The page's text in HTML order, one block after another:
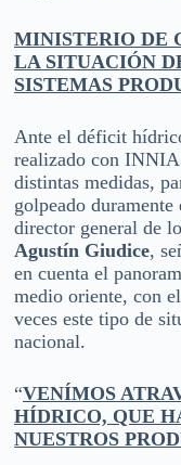
MINISTERIO DE
LA SITUACIÓN
SISTEMAS
Ante el déficit
realizado con
distintas medidas,
golpeado
director general de
Agustín Giudice,
en cuenta el
medio oriente, con
veces este tipo de
nacional.
“VENÍMOS
HÍDRICO, QUE
NUESTROS